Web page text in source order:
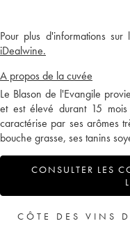
Pour plus d'informations sur
iDealwine.
A propos de la cuvée
Le Blason de l'Evangile
et est élevé durant 15
caractérise par ses arômes
bouche grasse, ses tanins
CONSULTER LES
CÔTE DES VINS